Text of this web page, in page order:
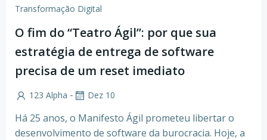
Transformação Digital
O fim do “Teatro Ágil”: por que sua
estratégia de entrega de software
precisa de um reset imediato
123 Alpha - Dez 10
Há 25 anos, o Manifesto Ágil prometeu libertar o
desenvolvimento de software da burocracia. Hoje, a